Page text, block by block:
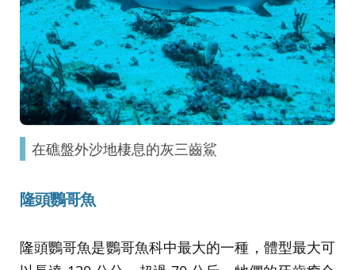
在礁盤外沙地棲息的灰三齒鯊
隆頭鸚哥魚
隆頭鸚哥魚是鸚哥魚科中最大的一種，體型最大可